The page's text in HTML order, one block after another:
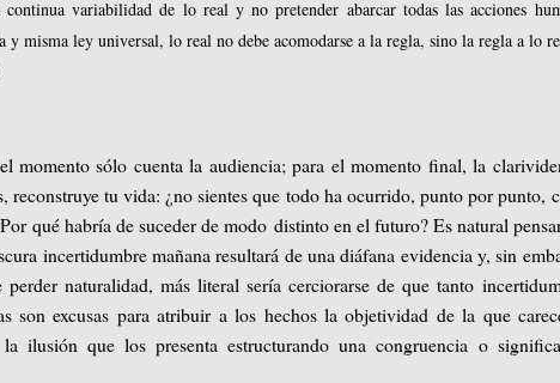
continua variabilidad de lo real y no pretender abarcar todas las acciones
y misma ley universal, lo real no debe acomodarse a la regla, sino la regla a lo
momento sólo cuenta la audiencia; para el momento final, la
reconstruye tu vida: ¿no sientes que todo ha ocurrido, punto por punto,
qué habría de suceder de modo distinto en el futuro? Es natural
incertidumbre mañana resultará de una diáfana evidencia y, sin
naturalidad, más literal sería cerciorarse de que tanto
son excusas para atribuir a los hechos la objetividad de la que
ilusión que los presenta estructurando una congruencia o